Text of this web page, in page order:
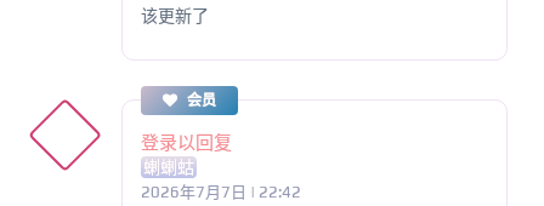
该更新了
会员
登录以回复
蝲蝲蛄
2026年7月7日 | 22:42